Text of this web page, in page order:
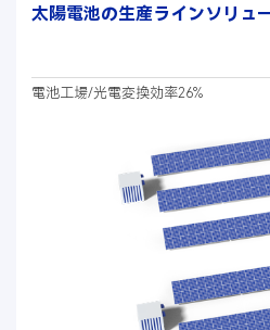
太陽電池の生産ラインソリュ
電池工場/光電変換効率26%